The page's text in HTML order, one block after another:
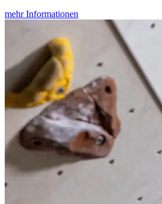
mehr Informationen